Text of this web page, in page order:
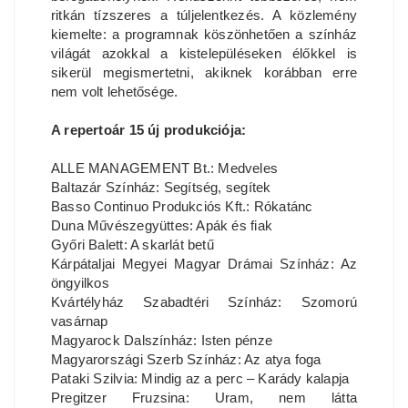
ritkán tízszeres a túljelentkezés. A közlemény
kiemelte: a programnak köszönhetően a színház
világát azokkal a kistelepüléseken élőkkel is
sikerül megismertetni, akiknek korábban erre
nem volt lehetősége.
A repertoár 15 új produkciója:
ALLE MANAGEMENT Bt.: Medveles
Baltazár Színház: Segítség, segítek
Basso Continuo Produkciós Kft.: Rókatánc
Duna Művészegyüttes: Apák és fiak
Győri Balett: A skarlát betű
Kárpátaljai Megyei Magyar Drámai Színház: Az
öngyilkos
Kvártélyház Szabadtéri Színház: Szomorú
vasárnap
Magyarock Dalszínház: Isten pénze
Magyarországi Szerb Színház: Az atya foga
Pataki Szilvia: Mindig az a perc – Karády kalapja
Pregitzer Fruzsina: Uram, nem látta